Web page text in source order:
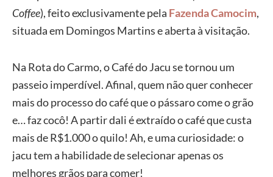
Coffee), feito exclusivamente pela Fazenda Camocim,
situada em Domingos Martins e aberta à visitação.
Na Rota do Carmo, o Café do Jacu se tornou um
passeio imperdível. Afinal, quem não quer conhecer
mais do processo do café que o pássaro come o grão
e… faz cocô! A partir dali é extraído o café que custa
mais de R$1.000 o quilo! Ah, e uma curiosidade: o
jacu tem a habilidade de selecionar apenas os
melhores grãos para comer!